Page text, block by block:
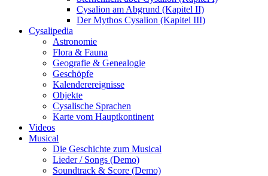
Cysalion am Abgrund (Kapitel II)
Der Mythos Cysalion (Kapitel III)
Cysalipedia
Astronomie
Flora & Fauna
Geografie & Genealogie
Geschöpfe
Kalenderereignisse
Objekte
Cysalische Sprachen
Karte vom Hauptkontinent
Videos
Musical
Die Geschichte zum Musical
Lieder / Songs (Demo)
Soundtrack & Score (Demo)